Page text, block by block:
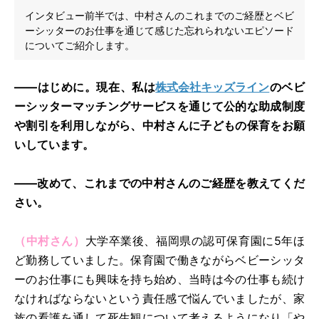
インタビュー前半では、中村さんのこれまでのご経歴とベビ
ーシッターのお仕事を通じて感じた忘れられないエピソード
についてご紹介します。
――はじめに。現在、私は株式会社キッズラインのベビ
ーシッターマッチングサービスを通じて公的な助成制度
や割引を利用しながら、中村さんに子どもの保育をお願
いしています。
――改めて、これまでの中村さんのご経歴を教えてくだ
さい。
（中村さん） 大学卒業後、福岡県の認可保育園に5年ほ
ど勤務していました。保育園で働きながらベビーシッタ
ーのお仕事にも興味を持ち始め、当時は今の仕事も続け
なければならないという責任感で悩んでいましたが、家